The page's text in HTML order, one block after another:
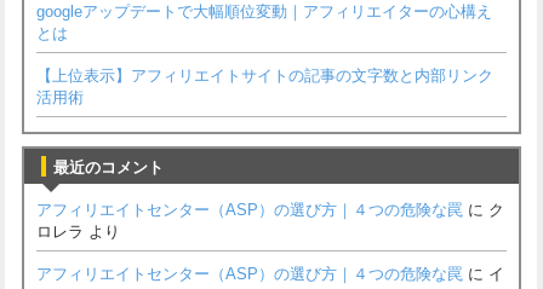
googleアップデートで大幅順位変動｜アフィリエイターの心構え
とは
【上位表示】アフィリエイトサイトの記事の文字数と内部リンク
活用術
最近のコメント
アフィリエイトセンター（ASP）の選び方｜４つの危険な罠 に ク
ロレラ より
アフィリエイトセンター（ASP）の選び方｜４つの危険な罠 に イ